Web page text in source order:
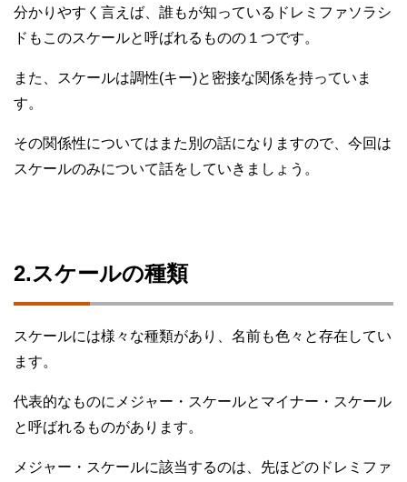
分かりやすく言えば、誰もが知っているドレミファソラシ
ドもこのスケールと呼ばれるものの１つです。
また、スケールは調性(キー)と密接な関係を持っていま
す。
その関係性についてはまた別の話になりますので、今回は
スケールのみについて話をしていきましょう。
2.スケールの種類
スケールには様々な種類があり、名前も色々と存在してい
ます。
代表的なものにメジャー・スケールとマイナー・スケール
と呼ばれるものがあります。
メジャー・スケールに該当するのは、先ほどのドレミファ